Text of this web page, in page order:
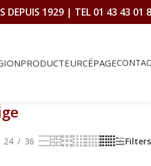
DEPUIS 1929 | TEL 01 43 43 01
PRODUCTEURCÉPAGE
24 36 Filters